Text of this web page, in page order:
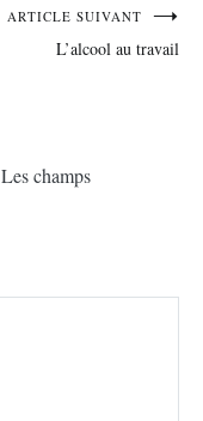
ARTICLE SUIVANT
L’alcool au travail
Les champs